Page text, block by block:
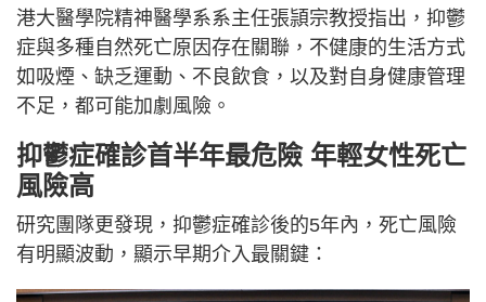
港大醫學院精神醫學系系主任張頴宗教授指出，抑鬱
症與多種自然死亡原因存在關聯，不健康的生活方式
如吸煙、缺乏運動、不良飲食，以及對自身健康管理
不足，都可能加劇風險。
抑鬱症確診首半年最危險 年輕女性死亡
風險高
研究團隊更發現，抑鬱症確診後的5年內，死亡風險
有明顯波動，顯示早期介入最關鍵：